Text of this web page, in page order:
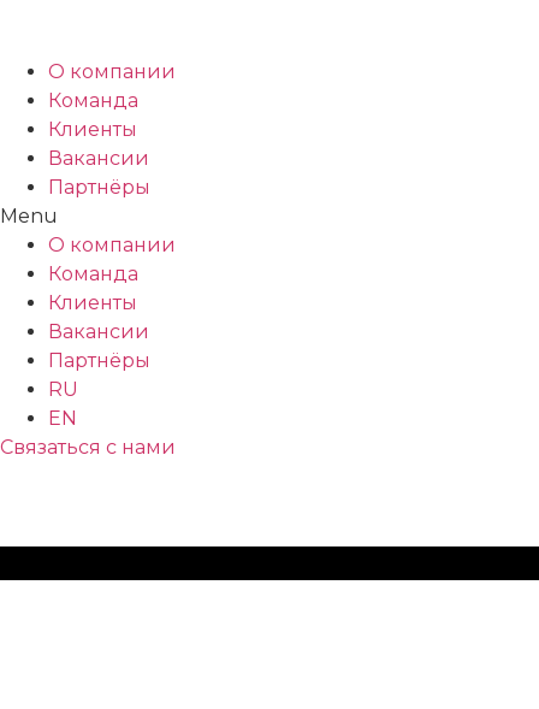
О компании
Команда
Клиенты
Вакансии
Партнёры
Menu
О компании
Команда
Клиенты
Вакансии
Партнёры
RU
EN
Связаться с нами